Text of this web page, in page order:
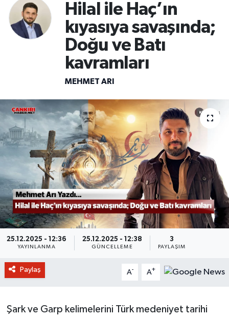
Hilal ile Haç’ın
kıyasıya savaşında;
Doğu ve Batı
kavramları
MEHMET ARI
25.12.2025 - 12:36
YAYINLANMA
25.12.2025 - 12:38
GÜNCELLEME
3
PAYLAŞIM
Paylaş A- A+
Şark ve Garp kelimelerini Türk medeniyet tarihi